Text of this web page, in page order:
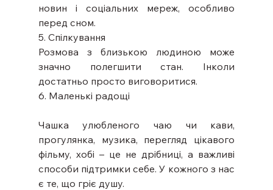
новин і соціальних мереж, особливо
перед сном.
5. Спілкування
Розмова з близькою людиною може
значно полегшити стан. Інколи
достатньо просто виговоритися.
6. Маленькі радощі
Чашка улюбленого чаю чи кави,
прогулянка, музика, перегляд цікавого
фільму, хобі – це не дрібниці, а важливі
способи підтримки себе. У кожного з нас
є те, що гріє душу.